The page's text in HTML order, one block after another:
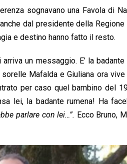
sognavano una Favola di
dal presidente della Regione
e destino hanno fatto il resto.
un messaggio. E’ la
Mafalda e Giuliana ora
per caso quel bambino del
lei, la badante rumena! Ha
parlare con lei…”. Ecco Bruno,